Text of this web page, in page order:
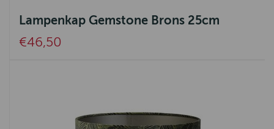
Lampenkap Gemstone Brons 25cm
€46,50